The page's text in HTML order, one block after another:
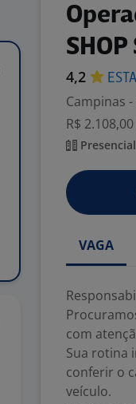
SHOP
4,2
Campinas -
R$
Presencial
VAGA
com
Sua rotina
conferir o
veículo.